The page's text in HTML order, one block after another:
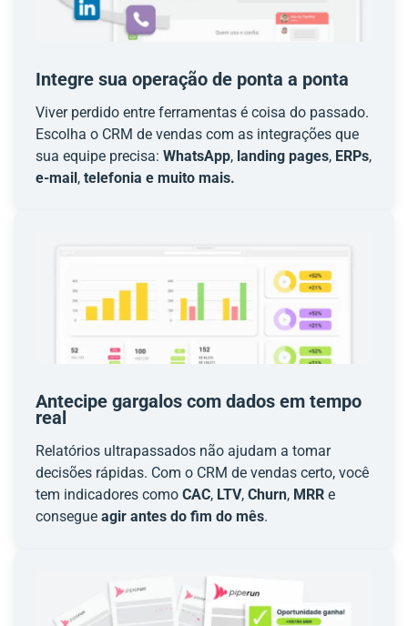
Integre sua operação de ponta a ponta
Viver perdido entre ferramentas é coisa do passado.
Escolha o CRM de vendas com as integrações que
sua equipe precisa: WhatsApp, landing pages, ERPs,
e-mail , telefonia e muito mais.
Antecipe gargalos com dados em tempo
real
Relatórios ultrapassados não ajudam a tomar
decisões rápidas. Com o CRM de vendas certo, você
tem indicadores como CAC, LTV, Churn, MRR e
consegue agir antes do fim do mês.